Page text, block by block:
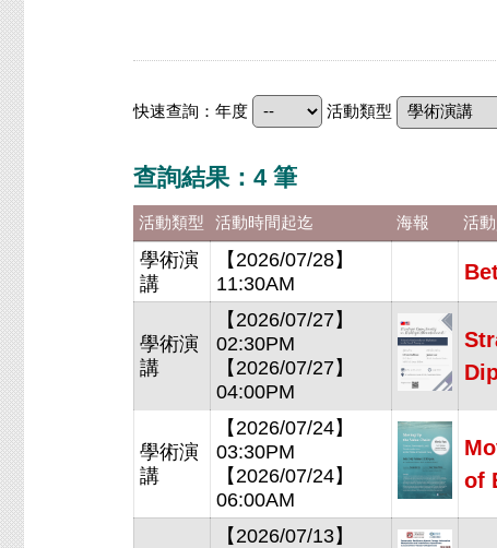
快速查詢：年度 活動類型
查詢結果：4 筆
活動類型 活動時間起迄 海報 活
學術演
講
【2026/07/28】
11:30AM
學術演
講
【2026/07/27】
02:30PM
【2026/07/27】
04:00PM
學術演
講
【2026/07/24】
03:30PM
【2026/07/24】
06:00AM
of
【2026/07/13】